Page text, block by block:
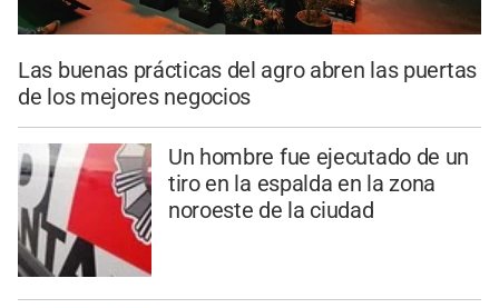
Las buenas prácticas del agro abren las puertas
de los mejores negocios
Un hombre fue ejecutado de un
tiro en la espalda en la zona
noroeste de la ciudad